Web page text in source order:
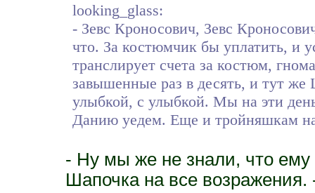
looking_glass:
- Зевс Кроносович, Зевс
что. За костюмчик бы уплатить, и
транслирует счета за костюм,
завышенные раз в десять, и тут
улыбкой, с улыбкой. Мы на эти
Данию уедем. Еще и тройняшкам
- Ну мы же не знали, что ему
Шапочка на все возражения.